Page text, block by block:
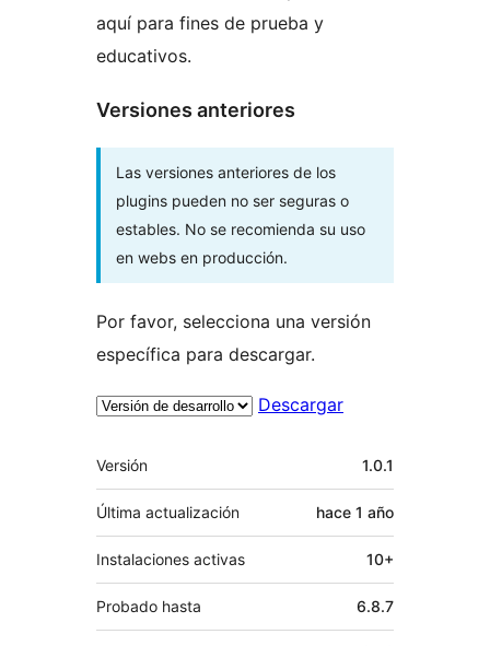
aquí para fines de prueba y
educativos.
Versiones anteriores
Las versiones anteriores de los
plugins pueden no ser seguras o
estables. No se recomienda su uso
en webs en producción.
Por favor, selecciona una versión
específica para descargar.
Descargar
Meta
Versión 1.0.1
Última actualización hace 1 año
Instalaciones activas 10+
Probado hasta 6.8.7